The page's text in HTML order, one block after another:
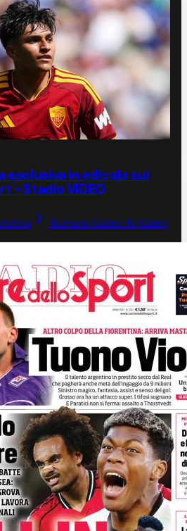
in edicola sul
- Stadio VIDEO
Roma in Galles: da Castro